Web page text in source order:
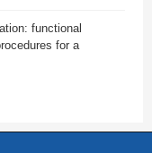
functional
for a